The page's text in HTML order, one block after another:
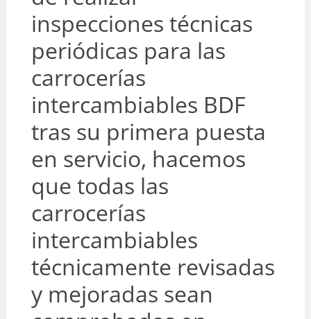
inspecciones técnicas
periódicas para las
carrocerías
intercambiables BDF
tras su primera puesta
en servicio, hacemos
que todas las
carrocerías
intercambiables
técnicamente revisadas
y mejoradas sean